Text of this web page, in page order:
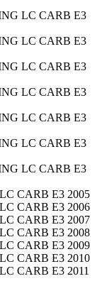
LC CARB E3
LC CARB E3
LC CARB E3
LC CARB E3
LC CARB E3
LC CARB E3
LC CARB E3
CARB E3 2005
CARB E3 2006
CARB E3 2007
CARB E3 2008
CARB E3 2009
CARB E3 2010
CARB E3 2011